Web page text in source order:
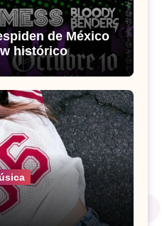
de México
histórico